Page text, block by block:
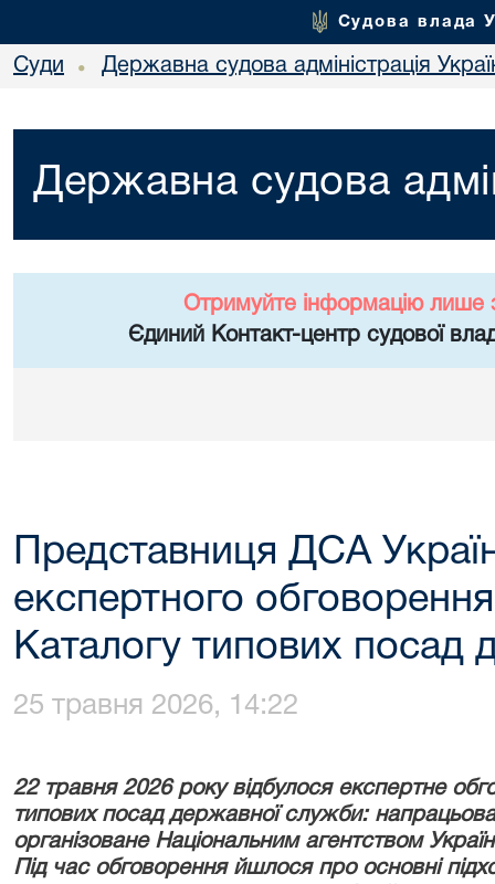
Судова влада
Суди • Державна судова адміністрація
Державна судова
Отримуйте інформацію лише
Єдиний Контакт-центр судової
Представниця ДСА
експертного
Каталогу типових посад
25 травня 2026, 14:22
22 травня 2026 року відбулося експертне
типових посад державної служби:
організоване Національним агентством
Під час обговорення йшлося про основні